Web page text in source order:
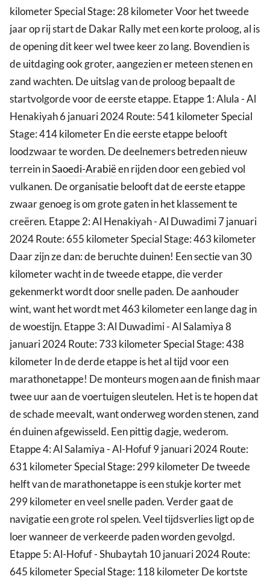
kilometer Special Stage: 28 kilometer Voor het tweede
jaar op rij start de Dakar Rally met een korte proloog, al is
de opening dit keer wel twee keer zo lang. Bovendien is
de uitdaging ook groter, aangezien er meteen stenen en
zand wachten. De uitslag van de proloog bepaalt de
startvolgorde voor de eerste etappe. Etappe 1: Alula - Al
Henakiyah 6 januari 2024 Route: 541 kilometer Special
Stage: 414 kilometer En die eerste etappe belooft
loodzwaar te worden. De deelnemers betreden nieuw
terrein inSaoedi-Arabiëen rijden door een gebied vol
vulkanen. De organisatie belooft dat de eerste etappe
zwaar genoeg is om grote gaten in het klassement te
creëren. Etappe 2: Al Henakiyah - Al Duwadimi 7 januari
2024 Route: 655 kilometer Special Stage: 463 kilometer
Daar zijn ze dan: de beruchte duinen! Een sectie van 30
kilometer wacht in de tweede etappe, die verder
gekenmerkt wordt door snelle paden. De aanhouder
wint, want het wordt met 463 kilometer een lange dag in
de woestijn. Etappe 3: Al Duwadimi - Al Salamiya 8
januari 2024 Route: 733 kilometer Special Stage: 438
kilometer In de derde etappe is het al tijd voor een
marathonetappe! De monteurs mogen aan de finish maar
twee uur aan de voertuigen sleutelen. Het is te hopen dat
de schade meevalt, want onderweg worden stenen, zand
én duinen afgewisseld. Een pittig dagje, wederom.
Etappe 4: Al Salamiya - Al-Hofuf 9 januari 2024 Route:
631 kilometer Special Stage: 299 kilometer De tweede
helft van de marathonetappe is een stukje korter met
299 kilometer en veel snelle paden. Verder gaat de
navigatie een grote rol spelen. Veel tijdsverlies ligt op de
loer wanneer de verkeerde paden worden gevolgd.
Etappe 5: Al-Hofuf - Shubaytah 10 januari 2024 Route:
645 kilometer Special Stage: 118 kilometer De kortste